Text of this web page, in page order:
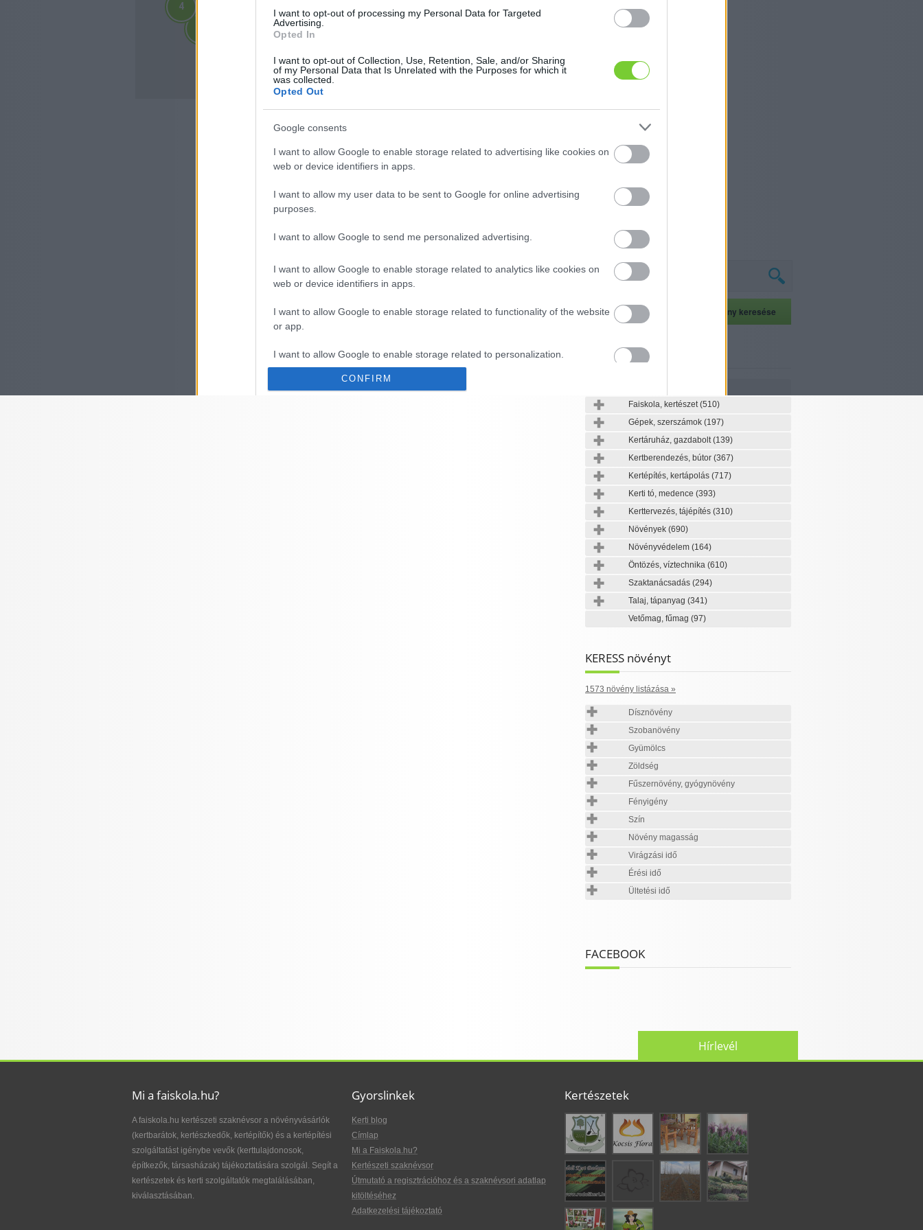
I want to opt-out of processing my Personal Data for Targeted
Advertising.
Opted In
I want to opt-out of Collection, Use, Retention, Sale, and/or Sharing
of my Personal Data that Is Unrelated with the Purposes for which it
was collected.
Opted Out
Google consents
I want to allow Google to enable storage related to advertising like cookies on
web or device identifiers in apps.
I want to allow my user data to be sent to Google for online advertising
purposes.
I want to allow Google to send me personalized advertising.
I want to allow Google to enable storage related to analytics like cookies on
web or device identifiers in apps.
I want to allow Google to enable storage related to functionality of the website
or app.
I want to allow Google to enable storage related to personalization.
authentication functionality and fraud prevention, and other user protection.
CONFIRM
10
2
3
4 2
10
2
4
Kertészeti szaknévsor
Faiskola, kertészet(510)
Gépek, szerszámok (197)
Kertáruház, gazdabolt(139)
Kertberendezés, bútor (367)
Kertépítés, kertápolás (717)
Kerti tó, medence (393)
Kerttervezés, tájépítés (310)
Növények (690)
Növényvédelem (164)
Öntözés, víztechnika (610)
Szaktanácsadás (294)
Talaj, tápanyag (341)
Vetőmag, fűmag (97)
KERESS növényt
1573 növény listázása »
Dísznövény
Szobanövény
Gyümölcs
Zöldség
Fűszernövény, gyógynövény
Fényigény
Szín
Növény magasság
Virágzási idő
Érési idő
Ültetési idő
FACEBOOK
Hírlevél
Mi a faiskola.hu?
A faiskola.hu kertészeti szaknévsor a növényvásárlók
(kertbarátok, kertészkedők, kertépítők) és a kertépítési
szolgáltatást igénybe vevők (kerttulajdonosok,
építkezők, társasházak) tájékoztatására szolgál. Segít a
kertészetek és kerti szolgáltatók megtalálásában,
kiválasztásában.
Gyorslinkek
Kerti blog
Címlap
Mi a Faiskola.hu?
Kertészeti szaknévsor
Útmutató a regisztrációhoz és a szaknévsori adatlap
kitöltéséhez
Adatkezelési tájékoztató
Kertészetek